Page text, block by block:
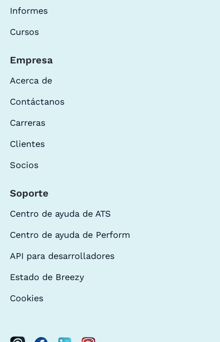
Informes
Cursos
Empresa
Acerca de
Contáctanos
Carreras
Clientes
Socios
Soporte
Centro de ayuda de ATS
Centro de ayuda de Perform
API para desarrolladores
Estado de Breezy
Cookies